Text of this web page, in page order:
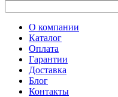
О компании
Каталог
Оплата
Гарантии
Доставка
Блог
Контакты